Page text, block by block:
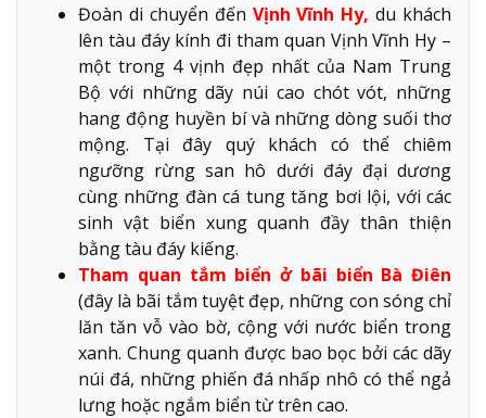
Đoàn di chuyển đến Vịnh Vĩnh Hy, du khách
lên tàu đáy kính đi tham quan Vịnh Vĩnh Hy –
một trong 4 vịnh đẹp nhất của Nam Trung
Bộ với những dãy núi cao chót vót, những
hang động huyền bí và những dòng suối thơ
mộng. Tại đây quý khách có thể chiêm
ngưỡng rừng san hô dưới đáy đại dương
cùng những đàn cá tung tăng bơi lội, với các
sinh vật biển xung quanh đầy thân thiện
bằng tàu đáy kiếng.
Tham quan tắm biển ở bãi biển Bà Điên
(đây là bãi tắm tuyệt đẹp, những con sóng chỉ
lăn tăn vỗ vào bờ, cộng với nước biển trong
xanh. Chung quanh được bao bọc bởi các dãy
núi đá, những phiến đá nhấp nhô có thể ngả
lưng hoặc ngắm biển từ trên cao.